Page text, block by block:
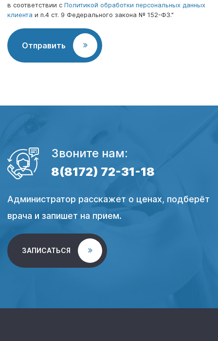
в соответствии с Политикой обработки персональных данных
клиента и п.4 ст. 9 Федерального закона № 152-ФЗ."
Отправить
Звоните нам:
8(8172) 72-31-18
Администратор расскажет о ценах, подберёт
врача и запишет на прием.
ЗАПИСАТЬСЯ